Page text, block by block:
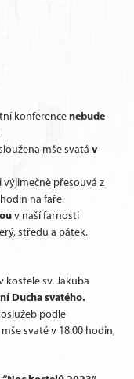
konferencenebude
mše svatá v
přesouvá z
na faře.
v naší farnosti
středu a pátek.
kostele sv. Jakuba
Ducha svatého.
podle
svaté v 18:00 hodin,